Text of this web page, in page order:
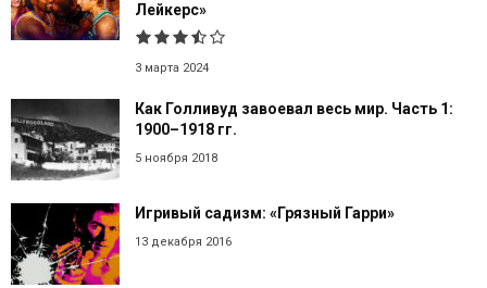
Лейкерс»
3 марта 2024
Как Голливуд завоевал весь мир. Часть 1:
1900–1918 гг.
5 ноября 2018
Игривый садизм: «Грязный Гарри»
13 декабря 2016